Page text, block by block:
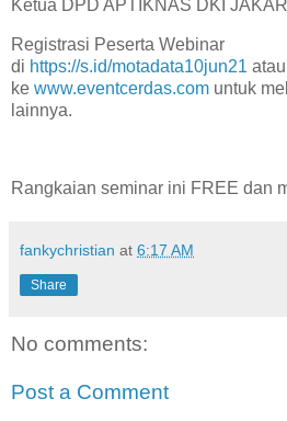
Ketua DPD APTIKNAS DKI
Registrasi Peserta Webinar
di https://s.id/motadata10jun21
ke www.eventcerdas.com untuk
lainnya.
Rangkaian seminar ini FREE dan
fankychristian at 6:17 AM
Share
No comments:
Post a Comment